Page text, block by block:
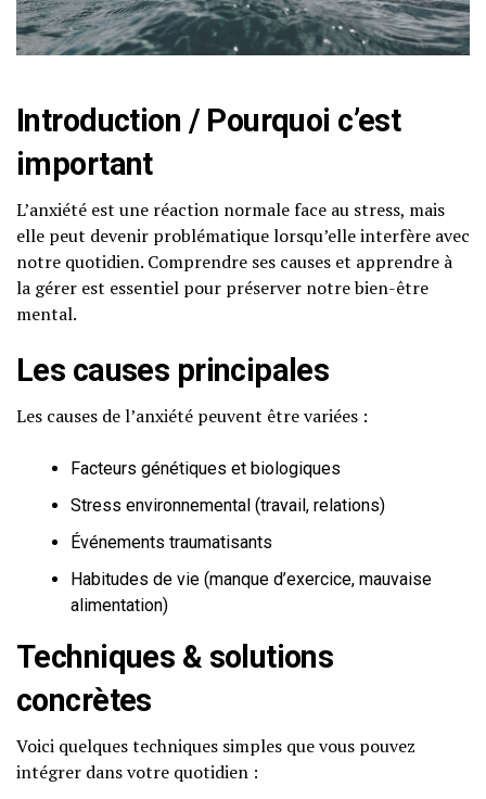
Introduction / Pourquoi c’est
important
L’anxiété est une réaction normale face au stress, mais
elle peut devenir problématique lorsqu’elle interfère avec
notre quotidien. Comprendre ses causes et apprendre à
la gérer est essentiel pour préserver notre bien-être
mental.
Les causes principales
Les causes de l’anxiété peuvent être variées :
Facteurs génétiques et biologiques
Stress environnemental (travail, relations)
Événements traumatisants
Habitudes de vie (manque d’exercice, mauvaise
alimentation)
Techniques & solutions
concrètes
Voici quelques techniques simples que vous pouvez
intégrer dans votre quotidien :